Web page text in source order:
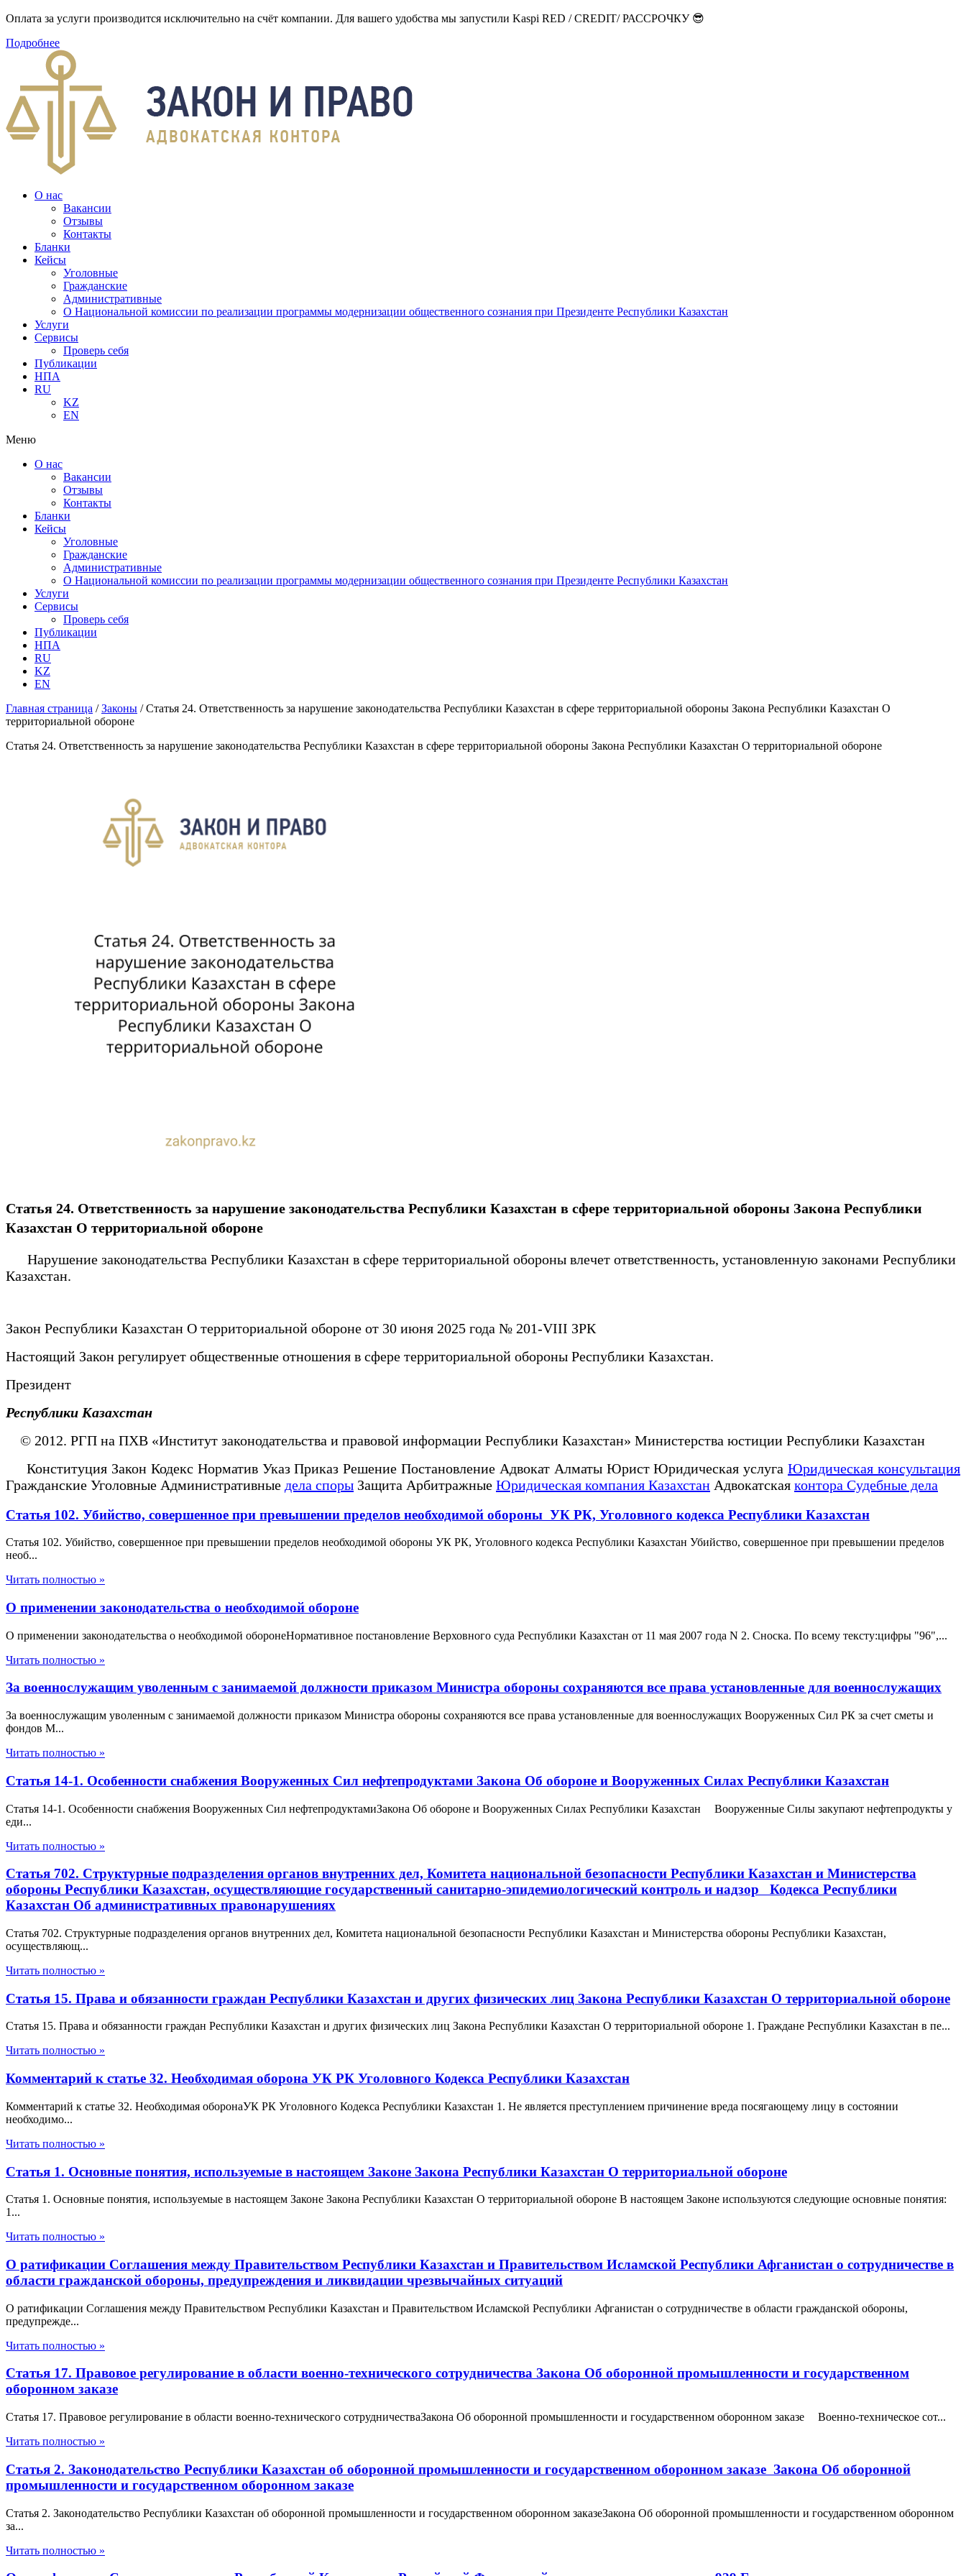
Оплата за услуги производится исключительно на счёт компании. Для вашего удобства мы запустили Kaspi RED / CREDIT/ РАССРОЧКУ 😎
Подробнее
О нас
Вакансии
Отзывы
Контакты
Бланки
Кейсы
Уголовные
Гражданские
Административные
О Национальной комиссии по реализации программы модернизации общественного сознания при Президенте Республики Казахстан
Услуги
Сервисы
Проверь себя
Публикации
НПА
RU
KZ
EN
Меню
О нас
Вакансии
Отзывы
Контакты
Бланки
Кейсы
Уголовные
Гражданские
Административные
О Национальной комиссии по реализации программы модернизации общественного сознания при Президенте Республики Казахстан
Услуги
Сервисы
Проверь себя
Публикации
НПА
RU
KZ
EN
Главная страница /Законы /Статья 24. Ответственность за нарушение законодательства Республики Казахстан в сфере территориальной обороны Закона Республики Казахстан О
территориальной обороне
Статья 24. Ответственность за нарушение законодательства Республики Казахстан в сфере территориальной обороны Закона Республики Казахстан О территориальной обороне
Статья 24. Ответственность за нарушение законодательства Республики Казахстан в сфере территориальной обороны Закона Республики
Казахстан О территориальной обороне
Нарушение законодательства Республики Казахстан в сфере территориальной обороны влечет ответственность, установленную законами Республики
Казахстан.
Закон Республики Казахстан О территориальной обороне от 30 июня 2025 года № 201-VIII ЗРК
Настоящий Закон регулирует общественные отношения в сфере территориальной обороны Республики Казахстан.
Президент
Республики Казахстан
© 2012. РГП на ПХВ «Институт законодательства и правовой информации Республики Казахстан» Министерства юстиции Республики Казахстан
Конституция Закон Кодекс Норматив Указ Приказ Решение Постановление Адвокат Алматы Юрист Юридическая услугаЮридическая консультация
Гражданские Уголовные Административные дела споры Защита Арбитражные Юридическая компания Казахстан Адвокатская контора Судебные дела
Статья 102. Убийство, совершенное при превышении пределов необходимой обороны УК РК, Уголовного кодекса Республики Казахстан
Статья 102. Убийство, совершенное при превышении пределов необходимой обороны УК РК, Уголовного кодекса Республики Казахстан Убийство, совершенное при превышении пределов
необ...
Читать полностью »
О применении законодательства о необходимой обороне
О применении законодательства о необходимой оборонеНормативное постановление Верховного суда Республики Казахстан от 11 мая 2007 года N 2. Сноска. По всему тексту:цифры "96",...
Читать полностью »
За военнослужащим уволенным с занимаемой должности приказом Министра обороны сохраняются все права установленные для военнослужащих
За военнослужащим уволенным с занимаемой должности приказом Министра обороны сохраняются все права установленные для военнослужащих Вооруженных Сил РК за счет сметы и
фондов М...
Читать полностью »
Статья 14-1. Особенности снабжения Вооруженных Сил нефтепродуктами Закона Об обороне и Вооруженных Силах Республики Казахстан
Статья 14-1. Особенности снабжения Вооруженных Сил нефтепродуктамиЗакона Об обороне и Вооруженных Силах Республики Казахстан Вооруженные Силы закупают нефтепродукты у
еди...
Читать полностью »
Статья 702. Структурные подразделения органов внутренних дел, Комитета национальной безопасности Республики Казахстан и Министерства
обороны Республики Казахстан, осуществляющие государственный санитарно-эпидемиологический контроль и надзор Кодекса Республики
Казахстан Об административных правонарушениях
Статья 702. Структурные подразделения органов внутренних дел, Комитета национальной безопасности Республики Казахстан и Министерства обороны Республики Казахстан,
осуществляющ...
Читать полностью »
Статья 15. Права и обязанности граждан Республики Казахстан и других физических лиц Закона Республики Казахстан О территориальной обороне
Статья 15. Права и обязанности граждан Республики Казахстан и других физических лиц Закона Республики Казахстан О территориальной обороне 1. Граждане Республики Казахстан в пе...
Читать полностью »
Комментарий к статье 32. Необходимая оборона УК РК Уголовного Кодекса Республики Казахстан
Комментарий к статье 32. Необходимая оборонаУК РК Уголовного Кодекса Республики Казахстан 1. Не является преступлением причинение вреда посягающему лицу в состоянии
необходимо...
Читать полностью »
Статья 1. Основные понятия, используемые в настоящем Законе Закона Республики Казахстан О территориальной обороне
Статья 1. Основные понятия, используемые в настоящем Законе Закона Республики Казахстан О территориальной обороне В настоящем Законе используются следующие основные понятия:
1...
Читать полностью »
О ратификации Соглашения между Правительством Республики Казахстан и Правительством Исламской Республики Афганистан о сотрудничестве в
области гражданской обороны, предупреждения и ликвидации чрезвычайных ситуаций
О ратификации Соглашения между Правительством Республики Казахстан и Правительством Исламской Республики Афганистан о сотрудничестве в области гражданской обороны,
предупрежде...
Читать полностью »
Статья 17. Правовое регулирование в области военно-технического сотрудничества Закона Об оборонной промышленности и государственном
оборонном заказе
Статья 17. Правовое регулирование в области военно-технического сотрудничестваЗакона Об оборонной промышленности и государственном оборонном заказе Военно-техническое сот...
Читать полностью »
Статья 2. Законодательство Республики Казахстан об оборонной промышленности и государственном оборонном заказе Закона Об оборонной
промышленности и государственном оборонном заказе
Статья 2. Законодательство Республики Казахстан об оборонной промышленности и государственном оборонном заказеЗакона Об оборонной промышленности и государственном оборонном
за...
Читать полностью »